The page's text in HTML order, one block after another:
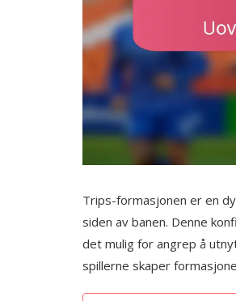
Trips-formasjonen er en
siden av banen. Denne
det mulig for angrep å
spillerne skaper